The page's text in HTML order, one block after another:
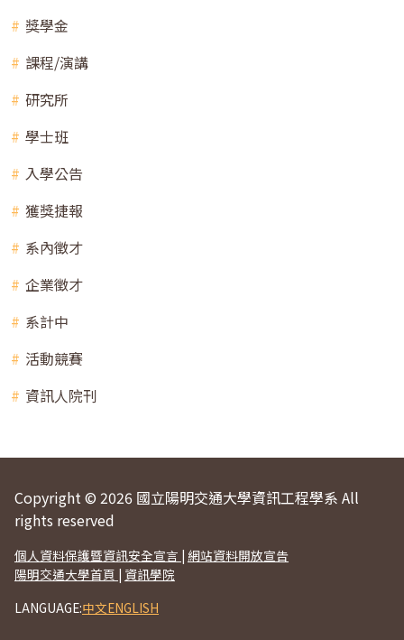
獎學金
課程/演講
研究所
學士班
入學公告
獲獎捷報
系內徵才
企業徵才
系計中
活動競賽
資訊人院刊
Copyright © 2026 國立陽明交通大學資訊工程學系 All
rights reserved
個人資料保護暨資訊安全宣言 | 網站資料開放宣告
陽明交通大學首頁 | 資訊學院
LANGUAGE:中文ENGLISH